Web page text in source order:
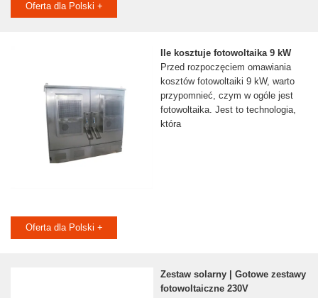
Oferta dla Polski +
Ile kosztuje fotowoltaika 9 kW
Przed rozpoczęciem omawiania
kosztów fotowoltaiki 9 kW, warto
przypomnieć, czym w ogóle jest
fotowoltaika. Jest to technologia,
która
Oferta dla Polski +
Zestaw solarny | Gotowe zestawy
fotowoltaiczne 230V